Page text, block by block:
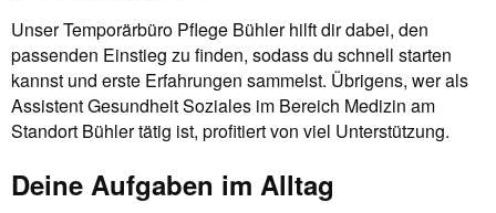
Unser Temporärbüro Pflege Bühler hilft dir dabei, den
passenden Einstieg zu finden, sodass du schnell starten
kannst und erste Erfahrungen sammelst. Übrigens, wer als
Assistent Gesundheit Soziales im Bereich Medizin am
Standort Bühler tätig ist, profitiert von viel Unterstützung.
Deine Aufgaben im Alltag